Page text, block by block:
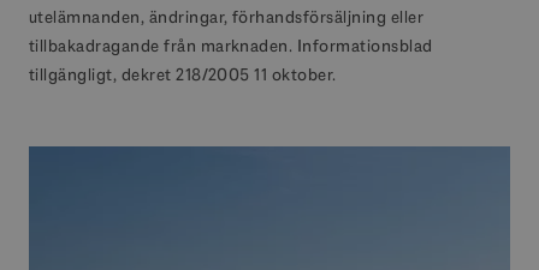
utelämnanden, ändringar, förhandsförsäljning eller
tillbakadragande från marknaden. Informationsblad
tillgängligt, dekret 218/2005 11 oktober.